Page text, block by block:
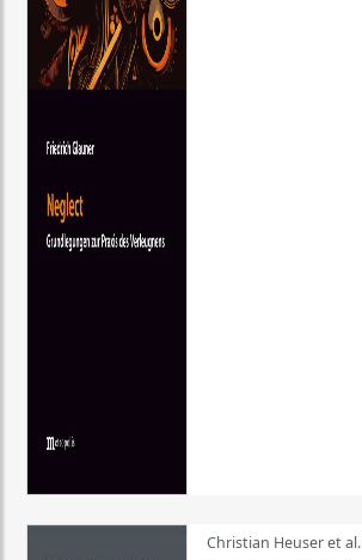
Christian Heuser et al.